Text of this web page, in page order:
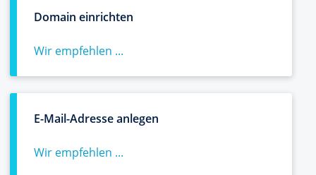
Domain einrichten
Wir empfehlen ...
E-Mail-Adresse anlegen
Wir empfehlen ...